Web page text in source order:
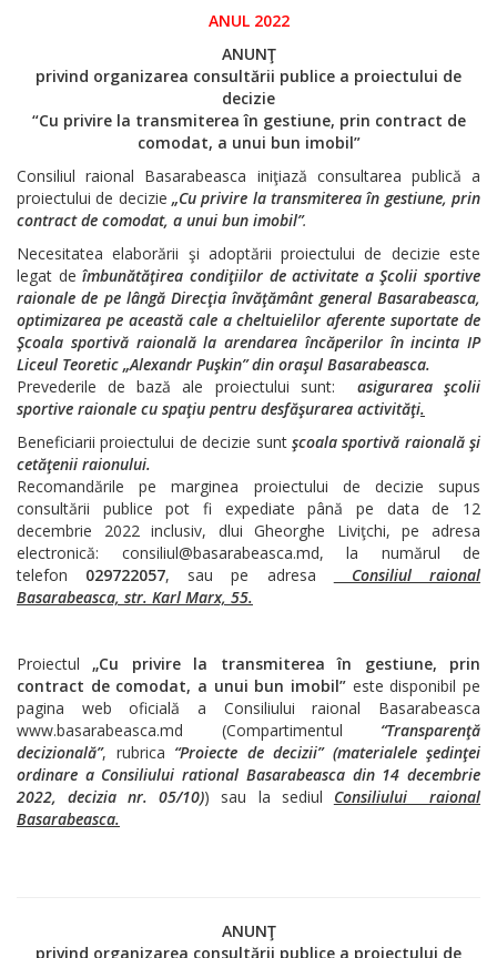
ANUL 2022
ANUNŢ
privind organizarea consultării publice a proiectului de
decizie
“Cu privire la transmiterea în gestiune, prin contract de
comodat, a unui bun imobil”
Consiliul raional Basarabeasca iniţiază consultarea publică a
proiectului de decizie „Cu privire la transmiterea în gestiune, prin
contract de comodat, a unui bun imobil”.
Necesitatea elaborării şi adoptării proiectului de decizie este
legat deîmbunătăţirea condiţiilor de activitate a Şcolii sportive
raionale de pe lângă Direcţia învăţământ general Basarabeasca,
optimizarea pe această cale a cheltuielilor aferente suportate de
Şcoala sportivă raională la arendarea încăperilor în incinta IP
Liceul Teoretic „Alexandr Puşkin” din oraşul Basarabeasca.
Prevederile de bază ale proiectului sunt:
asigurarea şcolii
sportive raionale cu spaţiu pentru desfăşurarea activităţi.
Beneficiarii proiectului de decizie sunt şcoala sportivă raională şi
cetăţenii raionului.
Recomandările pe marginea proiectului de decizie supus
consultării publice pot fi expediate până pe data de 12
decembrie 2022 inclusiv, dlui Gheorghe Liviţchi, pe adresa
electronică: consiliul@basarabeasca.md, la numărul de
telefon 029722057, sau pe adresa
Consiliul raional
Basarabeasca, str. Karl Marx, 55.
Proiectul „Cu privire la transmiterea în gestiune, prin
contract de comodat, a unui bun imobil” este disponibil pe
pagina web oficială a Consiliului raional Basarabeasca
www.basarabeasca.md (Compartimentul “Transparenţă
decizională”, rubrica “Proiecte de decizii” (materialele şedinţei
ordinare a Consiliului rational Basarabeasca din 14 decembrie
2022, decizia nr. 05/10)) sau la sediul Consiliului raional
Basarabeasca.
ANUNŢ
privind organizarea consultării publice a proiectului de